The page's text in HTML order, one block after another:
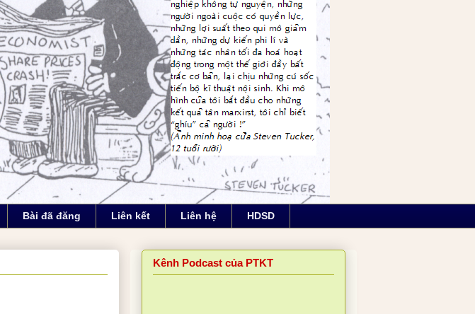
Bài đã đăng Liên kết Liên hệ HDSD
Kênh Podcast của PTKT